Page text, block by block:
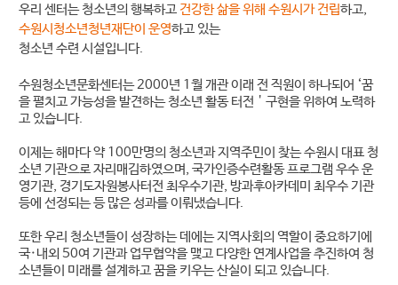
우리 센터는 청소년의 행복하고 건강한 삶을 위해 수원시가 건립하고,
수원시청소년청년재단이 운영하고 있는
청소년 수련 시설입니다.
수원청소년문화센터는 2000년 1월 개관 이래 전 직원이 하나되어 ‘꿈
을 펼치고 가능성을 발견하는 청소년 활동 터전＇구현을 위하여 노력하
고 있습니다.
이제는 해마다 약 100만명의 청소년과 지역주민이 찾는 수원시 대표 청
소년 기관으로 자리매김하였으며, 국가인증수련활동 프로그램 우수 운
영기관, 경기도자원봉사터전 최우수기관, 방과후아카데미 최우수 기관
등에 선정되는 등 많은 성과를 이뤄냈습니다.
또한 우리 청소년들이 성장하는 데에는 지역사회의 역할이 중요하기에
국·내외 50여 기관과 업무협약을 맺고 다양한 연계사업을 추진하여 청
소년들이 미래를 설계하고 꿈을 키우는 산실이 되고 있습니다.